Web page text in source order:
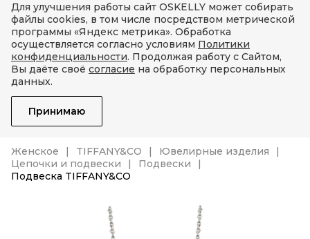
Для улучшения работы сайт OSKELLY может собирать
файлы cookies, в том числе посредством метрической
программы «Яндекс метрика». Обработка
осуществляется согласно условиям Политики
конфиденциальности. Продолжая работу с Сайтом,
Вы даёте своё согласие на обработку персональных
данных.
Принимаю
Женское TIFFANY&CO
Ювелирные изделия
Цепочки и подвески
Подвески
Подвеска TIFFANY&CO